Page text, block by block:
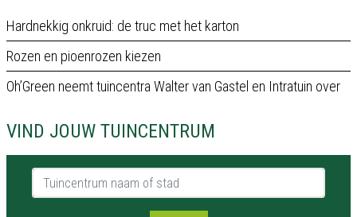
Hardnekkig onkruid: de truc met het karton
Rozen en pioenrozen kiezen
Oh’Green neemt tuincentra Walter van Gastel en Intratuin over
VIND JOUW TUINCENTRUM
Tuincentrum naam of stad